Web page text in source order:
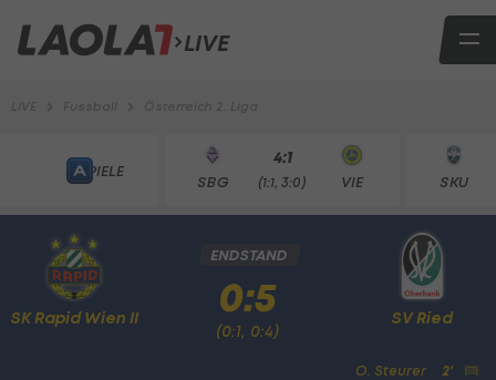
LIVE
LIVE Fussball Österreich 2. Liga
8 SPIELE
SBG VIE
4:1
(1:1, 3:0) SKU
SK Rapid Wien II SV Ried
ENDSTAND
0:5
(0:1, 0:4)
O. Steurer
2'